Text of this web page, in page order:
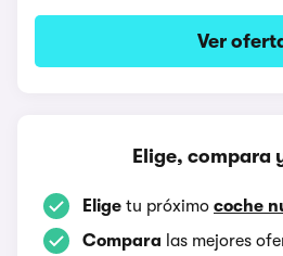
Ver
Elige, compara
Elige tu próximo coche
Compara las mejores